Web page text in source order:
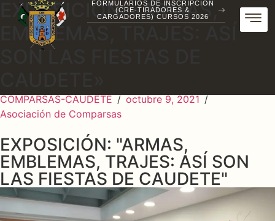
FORMULARIOS DE INSCRIPCIÓN
(CRE-TIRADORES &
CARGADORES) CURSOS 2026
EXPOSICIÓN: «ARMAS,
EMBLEMAS, TRAJES: ASÍ
SON LAS FIESTAS DE
COMPARSAS-CAUDETE / octubre 9, 2021 /
Asociación de Comparsas
EXPOSICIÓN: "ARMAS,
EMBLEMAS, TRAJES: ASÍ SON
LAS FIESTAS DE CAUDETE"